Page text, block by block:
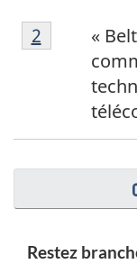
d
e
a
g
e
N
o
«
Retour à la
2 référent
Restez